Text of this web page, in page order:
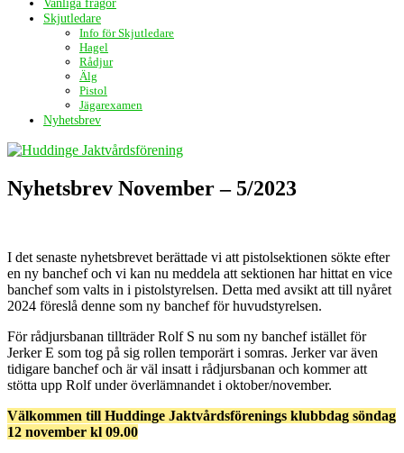
Skjutledare
Info för Skjutledare
Hagel
Rådjur
Älg
Pistol
Jägarexamen
Nyhetsbrev
Nyhetsbrev November – 5/2023
I det senaste nyhetsbrevet berättade vi att pistolsektionen sökte efter
en ny banchef och vi kan nu meddela att sektionen har hittat en vice
banchef som valts in i pistolstyrelsen. Detta med avsikt att till nyåret
2024 föreslå denne som ny banchef för huvudstyrelsen.
För rådjursbanan tillträder Rolf S nu som ny banchef istället för
Jerker E som tog på sig rollen temporärt i somras. Jerker var även
tidigare banchef och är väl insatt i rådjursbanan och kommer att
stötta upp Rolf under överlämnandet i oktober/november.
Välkommen till Huddinge Jaktvårdsförenings klubbdag söndag
12 november kl 09.00